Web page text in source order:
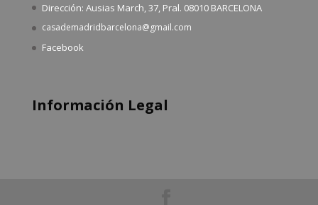
Dirección: Ausias March, 37, Pral. 08010 BARCELONA
casademadridbarcelona@gmail.com
Facebook
Información Legal